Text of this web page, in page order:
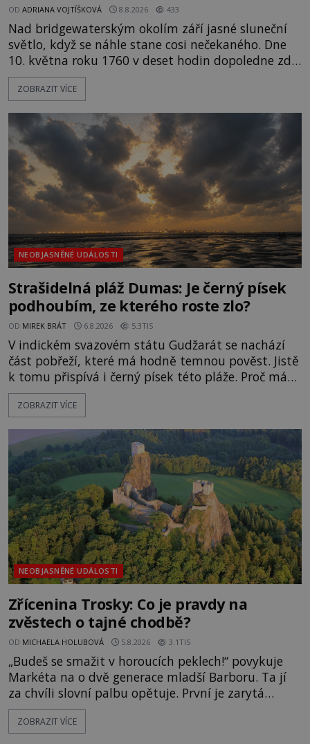
OD ADRIANA VOJTÍŠKOVÁ 8.8.2026 433
Nad bridgewaterským okolím září jasné sluneční
světlo, když se náhle stane cosi nečekaného. Dne
10. května roku 1760 v deset hodin dopoledne zde
dojde k vůbec prvnímu historicky doloženému
přeletu UFO. Podle záznamů vyzařuje takové
jen o nějaký optický klam, nebo se zde skutečně
právě vznáší mimozemská loď
ZOBRAZIT VÍCE
NEOBJASNĚNÉ UDÁLOSTI
Strašidelná pláž Dumas: Je černý písek
podhoubím, ze kterého roste zlo?
OD MIREK BRÁT 6.8.2026 5.3TIS
V indickém svazovém státu Gudžarát se nachází
část pobřeží, které má hodně temnou pověst. Jistě
k tomu přispívá i černý písek této pláže. Proč má
pláž takové netypické zbarvení? Nakolik jsou
pravdivé historky, že zde došlo k nevysvětlitelným
následovat. Vstupujeme na pláž Dumas ve městě
Surat. Gu
ZOBRAZIT VÍCE
NEOBJASNĚNÉ UDÁLOSTI
Zřícenina Trosky: Co je pravdy na
zvěstech o tajné chodbě?
OD MICHAELA HOLUBOVÁ 5.8.2026 3.1TIS
„Budeš se smažit v horoucích peklech!“ povykuje
Markéta na o dvě generace mladší Barboru. Ta jí
za chvíli slovní palbu opětuje. První je zarytá
katolička, druhá přesvědčená kališnice. A každá z
nich se usídlí na jedné z věží slavného hradu
ZOBRAZIT VÍCE